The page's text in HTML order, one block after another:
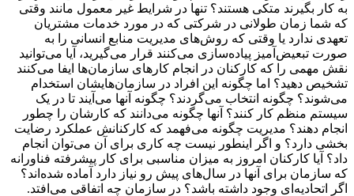
به کار بگیرند متکی هستند؟ تنها در شرایط غیر معمول مانند وقتی
که شما زمان طولانی در شرکتی که در مورد خدمات مشتریان
تعهدی ندارد یا وقتی که روش‌های مدیریت منابع انسانی را به
صورت تبعیض‌آمیز پیاده‌سازی می‌کنند قرار می‌گیرید، آیا می‌توانید
نقش مهمی را که کارکنان در انجام کارهای سازمان‌ها ایفا می‌کنند
تشخیص دهید؟ اما چگونه این افراد در سازمان‌هایشان استخدام
می‌شوند؟ چگونه انتخاب می‌گردند؟ چگونه آنها می‌آیند تا در یک
سیستم منظم کار کنند؟ آنها چگونه می‌دانند که کارشان را چطور
انجام دهند؟ مدیریت چگونه می‌فهمد که کارکنانش عملکرد رضایت
بخشی دارد؟ و اگر اینطور نیست چه کاری برای آن می‌توان انجام
داد؟ آیا کارکنان امروز به میزان مناسبی برای کار پیشرفته فناورانه
که سازمان برای آنها در سال‌های پیش رو نیاز دارد آماده شده‌اند؟
اگر اتحادیه‌ای وجود داشته باشد؟ در سازمان چه اتفاقی می‌افتد.